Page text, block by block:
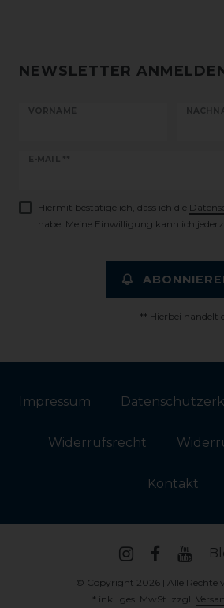
NEWSLETTER
VORNAME
E-MAIL **
Newsletter
Hiermit bestätige ich, dass ich die
habe. Meine Einwilligung kann ich
** Hierbei handelt
Impressum
Widerrufs­recht
Kontakt
© Copyright 2026 | Alle Rechte
* inkl. ges. MwSt. zzgl.